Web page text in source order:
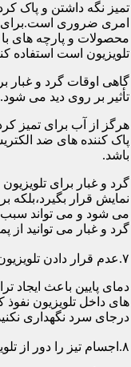
تمیز نگه داشتن و پاک
امری ضروری است.برای
محصولات و پارچه های
تلویزیون است استفاده
گاهی اوقات گرد و غبار
تأثیر بر روی دید می شود.
هرگز از آب برای تمیز
پاک کننده های ضد
باشد.
گرد و غبار برای
نمایش قرار
می شود و می تواند سبب
گرد و غبار می توانید از
۷.عدم قرار دادن تلویزیون در جای سرد
دمای پایین باعث ایجاد
های داخل تلویزیون نفوذ
درجای سرد نگهداری
۸.اجسام تیز را دور از تلویزیون نگه دارید